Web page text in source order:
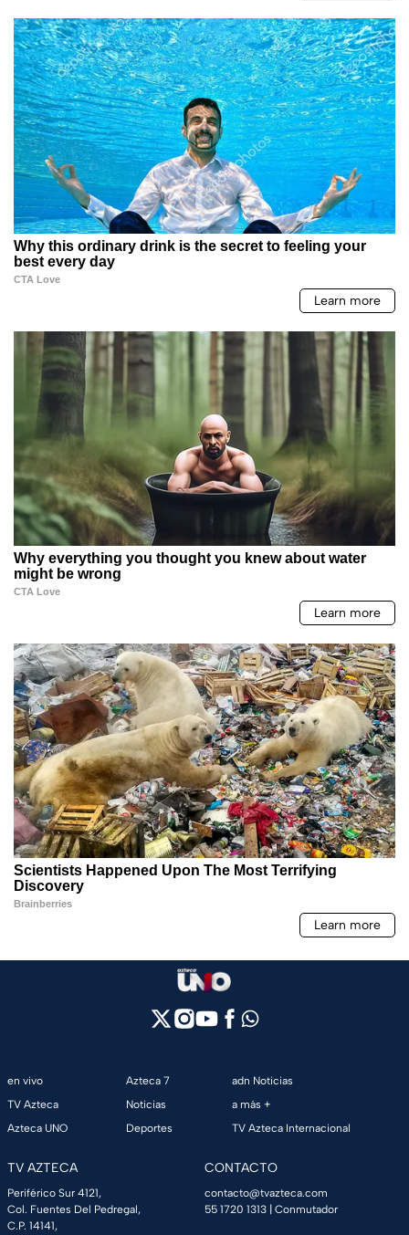
en vivo
TV Azteca
Azteca UNO
Azteca 7
Noticias
Deportes
adn Noticias
a más +
TV Azteca Internacional
TV AZTECA
Periférico Sur 4121,
Col. Fuentes Del Pedregal,
C.P. 14141,
CONTACTO
contacto@tvazteca.com
55 1720 1313 | Conmutador